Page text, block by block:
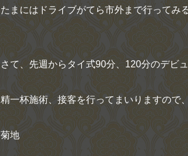
たまにはドライブがてら市外まで行ってみ
さて、先週からタイ式90分、120分のデビ
精一杯施術、接客を行ってまいりますので
菊地